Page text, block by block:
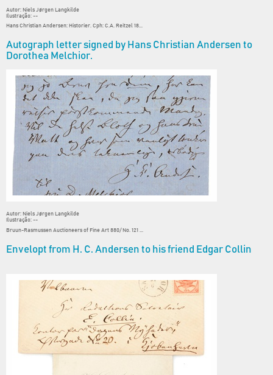
Autor: Niels Jørgen Langkilde
Ilustração: --
Hans Christian Andersen: Historier. Cph: C.A. Reitzel 18...
Autograph letter signed by Hans Christian Andersen to
Dorothea Melchior.
Autor: Niels Jørgen Langkilde
Ilustração: --
Bruun-Rasmussen Auctioneers of Fine Art 880/ No. 121 ...
Envelopt from H. C. Andersen to his friend Edgar Collin